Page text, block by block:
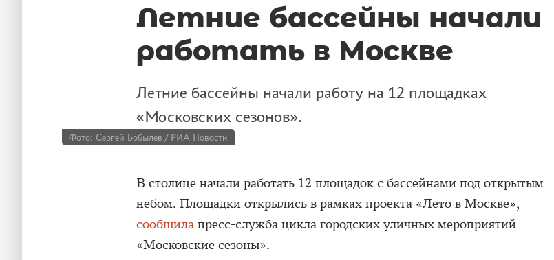
Летние бассейны начали
работать в Москве
Летние бассейны начали работу на 12 площадках
«Московских сезонов».
Фото: Сергей Бобылев / РИА Новости
В столице начали работать 12 площадок с бассейнами под открытым
небом. Площадки открылись в рамках проекта «Лето в Москве»,
сообщила пресс-служба цикла городских уличных мероприятий
«Московские сезоны».